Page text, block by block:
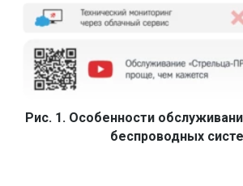
Рис. 1. Особенности
беспроводных